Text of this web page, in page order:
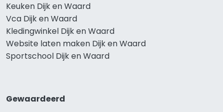
Keuken Dijk en Waard
Vca Dijk en Waard
Kledingwinkel Dijk en Waard
Website laten maken Dijk en Waard
Sportschool Dijk en Waard
Gewaardeerd